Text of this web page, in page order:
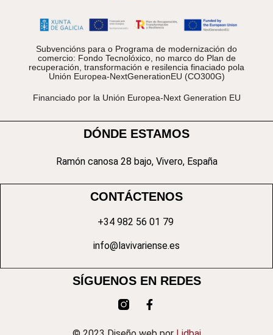
Subvencións para o Programa de modernización do
comercio: Fondo Tecnolóxico, no marco do Plan de
recuperación, transformación e resilencia finaciado pola
Unión Europea-NextGenerationEU (CO300G)
Financiado por la Unión Europea-Next Generation EU
DÓNDE ESTAMOS
Ramón canosa 28 bajo, Vivero, España
CONTÁCTENOS
+34 982 56 01 79
info@lavivariense.es
SÍGUENOS EN REDES